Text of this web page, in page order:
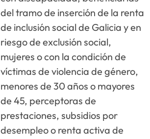
del tramo de inserción de la renta
de inclusión social de Galicia y en
riesgo de exclusión social,
mujeres o con la condición de
víctimas de violencia de género,
menores de 30 años o mayores
de 45, perceptoras de
prestaciones, subsidios por
desempleo o renta activa de